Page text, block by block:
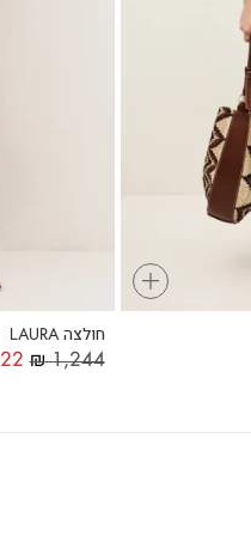
+
חולצה LAURA
₪1,244